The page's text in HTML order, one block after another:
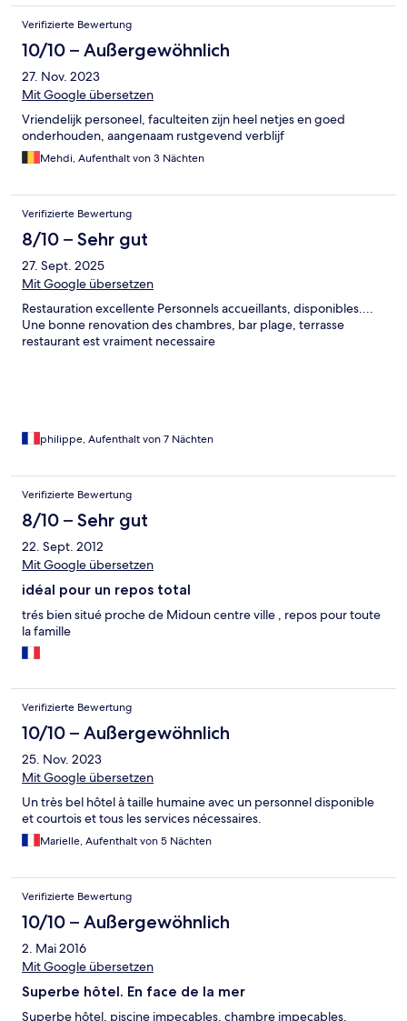
Verifizierte Bewertung
10/10 – Außergewöhnlich
27. Nov. 2023
Mit Google übersetzen
Vriendelijk personeel, faculteiten zijn heel netjes en goed
onderhouden, aangenaam rustgevend verblijf
Mehdi, Aufenthalt von 3 Nächten
Verifizierte Bewertung
8/10 – Sehr gut
27. Sept. 2025
Mit Google übersetzen
Restauration excellente Personnels accueillants, disponibles....
Une bonne renovation des chambres, bar plage, terrasse
restaurant est vraiment necessaire
philippe, Aufenthalt von 7 Nächten
Verifizierte Bewertung
8/10 – Sehr gut
22. Sept. 2012
Mit Google übersetzen
idéal pour un repos total
trés bien situé proche de Midoun centre ville , repos pour toute
la famille
Verifizierte Bewertung
10/10 – Außergewöhnlich
25. Nov. 2023
Mit Google übersetzen
Un très bel hôtel à taille humaine avec un personnel disponible
et courtois et tous les services nécessaires.
Marielle, Aufenthalt von 5 Nächten
Verifizierte Bewertung
10/10 – Außergewöhnlich
2. Mai 2016
Mit Google übersetzen
Superbe hôtel. En face de la mer
Superbe hôtel, piscine impecables, chambre impecables,